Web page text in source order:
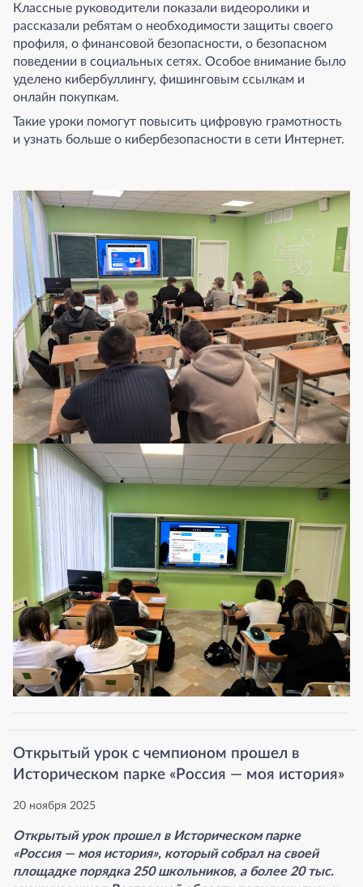
Классные руководители показали видеоролики и
рассказали ребятам о необходимости защиты своего
профиля, о финансовой безопасности, о безопасном
поведении в социальных сетях. Особое внимание было
уделено кибербуллингу, фишинговым ссылкам и
онлайн покупкам.
Такие уроки помогут повысить цифровую грамотность
и узнать больше о кибербезопасности в сети Интернет.
Открытый урок с чемпионом прошел в
Историческом парке «Россия — моя история»
20 ноября 2025
Открытый урок прошел в Историческом парке
«Россия — моя история», который собрал на своей
площадке порядка 250 школьников, а более 20 тыс.